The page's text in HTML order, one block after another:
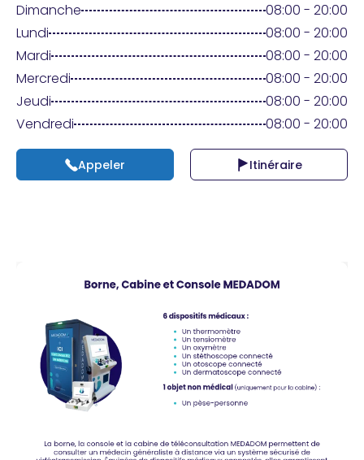
Praticien ?
Dimanche
08:00 - 20:00
Lundi
08:00 - 20:00
Mardi
08:00 - 20:00
Mercredi
08:00 - 20:00
Jeudi
08:00 - 20:00
Vendredi
08:00 - 20:00
Appeler Itinéraire